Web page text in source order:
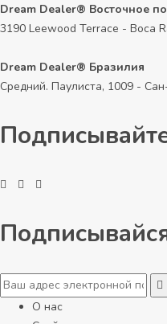
Dream Dealer® Восточное
3190 Leewood Terrace - Boca
Dream Dealer® Бразилия
Средний. Паулиста, 1009 -
О нас